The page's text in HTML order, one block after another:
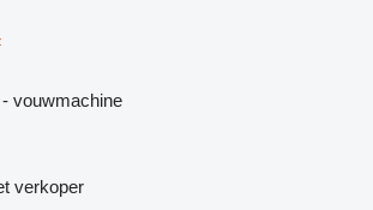
vouwmachine
verkoper